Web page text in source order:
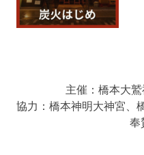
主催：橋本大
協力：橋本神明大神宮、
奉